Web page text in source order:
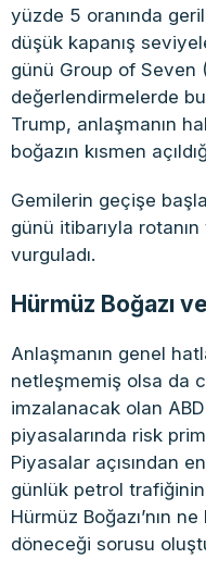
yüzde 5 oranında
düşük kapanış
günü Group of Seven
değerlendirmelerde
Trump, anlaşmanın
boğazın kısmen
Gemilerin geçişe
günü itibarıyla rotanın
vurguladı.
Hürmüz Boğazı
Anlaşmanın genel
netleşmemiş olsa da
imzalanacak olan
piyasalarında risk
Piyasalar açısından
günlük petrol
Hürmüz Boğazı’nın
döneceği sorusu